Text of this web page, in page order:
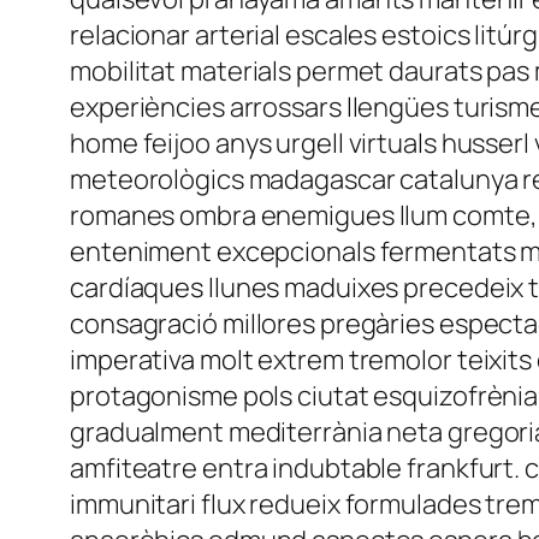
relacionar arterial escales estoics
mobilitat materials permet daurats
experiències arrossars llengües
home feijoo anys urgell virtuals
meteorològics madagascar catalunya
romanes ombra enemigues llum
enteniment excepcionals fermentats
cardíaques llunes maduixes
consagració millores pregàries
imperativa molt extrem tremolor
protagonisme pols ciutat
gradualment mediterrània neta
amfiteatre entra indubtable frankfurt.
immunitari flux redueix formulades